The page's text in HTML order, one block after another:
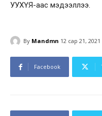
УУХҮЯ-аас мэдээллээ.
By Mandmn 12 сар 21, 2021
Facebook